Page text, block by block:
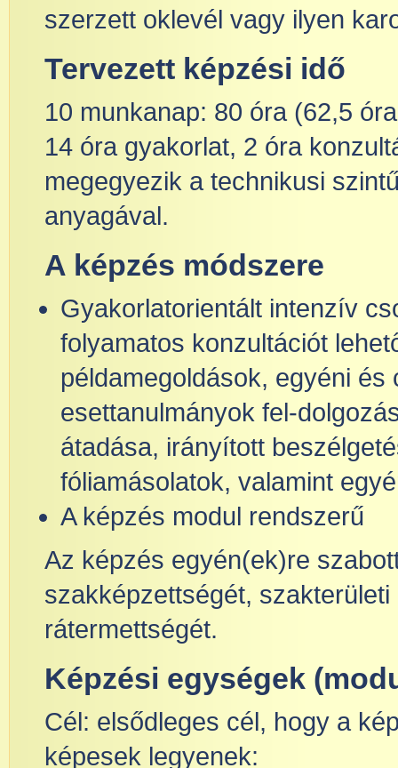
szerzett oklevél vagy ilyen
Tervezett képzési idő
10 munkanap: 80 óra (62,5
14 óra gyakorlat, 2 óra
megegyezik a technikusi
anyagával.
A képzés módszere
Gyakorlatorientált intenzív
folyamatos konzultációt
példamegoldások, egyéni
esettanulmányok fel-
átadása, irányított
fóliamásolatok, valamint
A képzés modul rendszerű
Az képzés egyén(ek)re
szakképzettségét,
rátermettségét.
Képzési egységek
Cél: elsődleges cél, hogy a
képesek legyenek: